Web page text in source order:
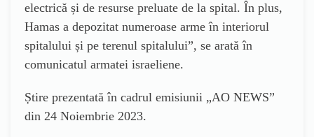
electrică și de resurse preluate de la spital. În plus,
Hamas a depozitat numeroase arme în interiorul
spitalului și pe terenul spitalului”, se arată în
comunicatul armatei israeliene.
Știre prezentată în cadrul emisiunii „AO NEWS”
din 24 Noiembrie 2023.